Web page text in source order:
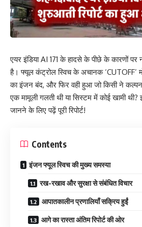
एयर इंडिया AI 171 के हादसे के पीछे के कारणों पर
है। फ्यूल कंट्रोल स्विच के अचानक ‘CUTOFF’
का इंजन बंद, और फिर वही हुआ जो किसी ने
एक मामूली गलती थी या सिस्टम में कोई खामी
जानने के लिए पढ़ें पूरी रिपोर्ट!
Contents
इंजन फ्यूल स्विच की मुख्य समस्या
रख-रखाव और सुरक्षा से संबंधित विचार
आपातकालीन प्रणालियाँ सक्रिय हुईं
आगे का रास्ता अंतिम रिपोर्ट की ओर